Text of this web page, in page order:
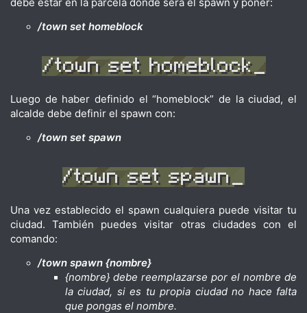
/town set homeblock
Luego de haber definido el “homeblock” de la ciudad, el
alcalde debe definir el spawn con:
/town set spawn
Una vez establecido el spawn cualquiera puede visitar tu
ciudad. También puedes visitar otras ciudades con el
comando:
/town spawn {nombre}
{nombre} debe reemplazarse por el nombre de
la ciudad, si es tu propia ciudad no hace falta
que pongas el nombre.